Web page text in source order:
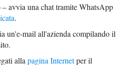
– avvia una chat tramite WhatsApp
.
un'e-mail all'azienda compilando il
allapagina Internetper il